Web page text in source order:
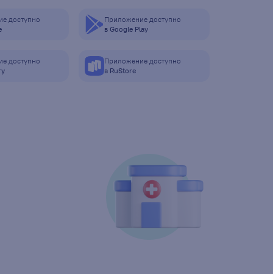
доступно
Приложение доступно
в Google Play
доступно
Приложение доступно
в RuStore